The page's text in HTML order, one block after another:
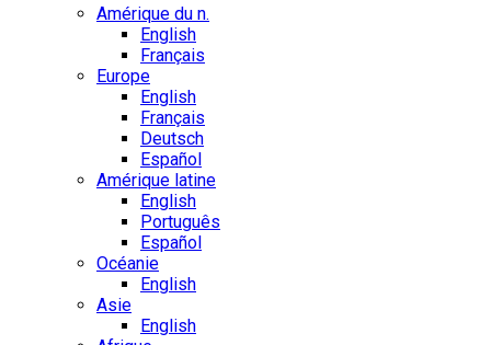
Amérique du n.
English
Français
Europe
English
Français
Deutsch
Español
Amérique latine
English
Português
Español
Océanie
English
Asie
English